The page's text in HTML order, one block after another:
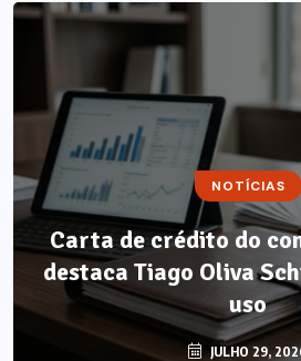
NOTÍCIAS
Carta de crédito do
destaca Tiago Oliva
uso
JULHO 29,